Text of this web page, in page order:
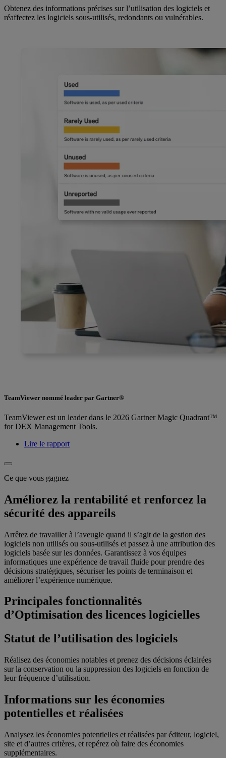
Obtenez des informations précises sur l’utilisation des logiciels et
réaffectez les logiciels sous-utilisés, redondants ou vulnérables.
TeamViewer nommé leader par Gartner®
TeamViewer est un leader dans le 2026 Gartner Magic Quadrant™
for DEX Management Tools.
Lire le rapport
Ce que vous gagnez
Améliorez la rentabilité et renforcez la
sécurité des appareils
Arrêtez de travailler à l’aveugle quand il s’agit de la gestion des
logiciels non utilisés ou sous-utilisés et passez à une attribution des
logiciels basée sur les données. Garantissez à vos équipes
informatiques une expérience de travail fluide pour prendre des
décisions stratégiques, sécuriser les points de terminaison et
améliorer l’expérience numérique.
Principales fonctionnalités
d’Optimisation des licences logicielles
Statut de l’utilisation des logiciels
Réalisez des économies notables et prenez des décisions éclairées
sur la conservation ou la suppression des logiciels en fonction de
leur fréquence d’utilisation.
Informations sur les économies
potentielles et réalisées
Analysez les économies potentielles et réalisées par éditeur, logiciel,
site et d’autres critères, et repérez où faire des économies
supplémentaires.